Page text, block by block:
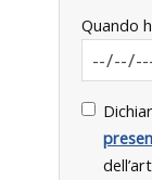
Quando